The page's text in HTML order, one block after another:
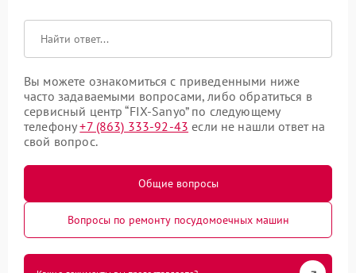
Вы можете ознакомиться с приведенными ниже
часто задаваемыми вопросами, либо обратиться в
сервисный центр “FIX-Sanyo” по следующему
телефону+7 (863) 333-92-43 если не нашли ответ на
свой вопрос.
Общие вопросы
Вопросы по ремонту посудомоечных машин